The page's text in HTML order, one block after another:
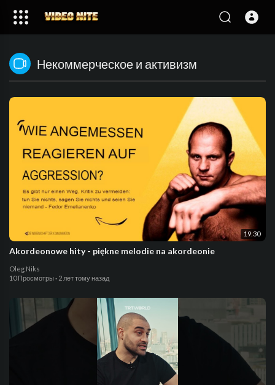
Некоммерческое и активизм
19:30
Akordeonowe hity - piękne melodie na akordeonie
Oleg Niks
10 Просмотры · 2 лет тому назад